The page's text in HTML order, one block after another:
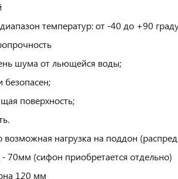
температур: от -40 до +90
шума от льющейся воды;
безопасен;
поверхность;
нагрузка на поддон
- 70мм (сифон приобретается отдельно)
120 мм